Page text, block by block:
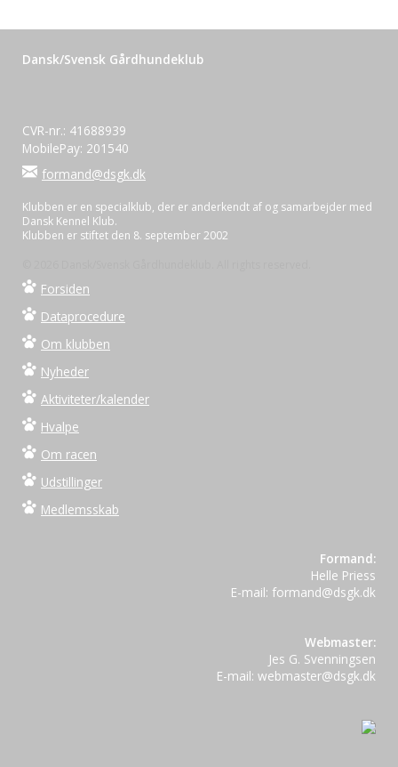
Dansk/Svensk Gårdhundeklub
CVR-nr.: 41688939
MobilePay: 201540
formand@dsgk.dk
Klubben er en specialklub, der er anderkendt af og samarbejder med
Dansk Kennel Klub.
Klubben er stiftet den 8. september 2002
Forsiden
Dataprocedure
Om klubben
Nyheder
Aktiviteter/kalender
Hvalpe
Om racen
Udstillinger
Medlemsskab
Formand:
Helle Priess
E-mail: formand@dsgk.dk
Webmaster:
Jes G. Svenningsen
E-mail: webmaster@dsgk.dk